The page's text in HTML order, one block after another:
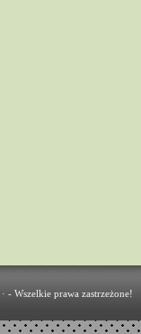
· - Wszelkie prawa zastrzeżone!